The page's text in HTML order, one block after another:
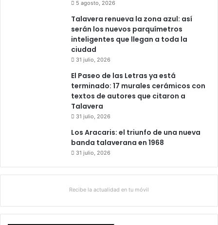
5 agosto, 2026
Talavera renueva la zona azul: así
serán los nuevos parquímetros
inteligentes que llegan a toda la
ciudad
31 julio, 2026
El Paseo de las Letras ya está
terminado: 17 murales cerámicos con
textos de autores que citaron a
Talavera
31 julio, 2026
Los Aracaris: el triunfo de una nueva
banda talaverana en 1968
31 julio, 2026
Recibe la actualidad en tu móvil